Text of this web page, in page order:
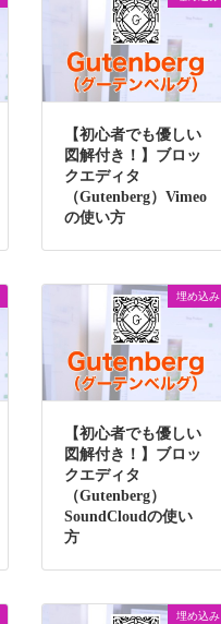
【初心者でも優しい
図解付き！】ブロッ
クエディタ
（Gutenberg）Vimeo
の使い方
埋め込み
【初心者でも優しい
図解付き！】ブロッ
クエディタ
（Gutenberg）
SoundCloudの使い
方
埋め込み